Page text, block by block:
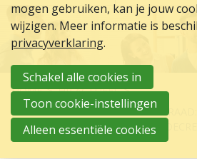
HOME
HR ACTUEEL
DE SOLLICITATIECODE ALS
VAN HR NAAR MAXIMALE
mogen gebruiken, kan je jouw
wijzigen. Meer informatie is
privacyverklaring.
Schakel alle cookies in
Toon cookie-instellingen
Alleen essentiële cookies